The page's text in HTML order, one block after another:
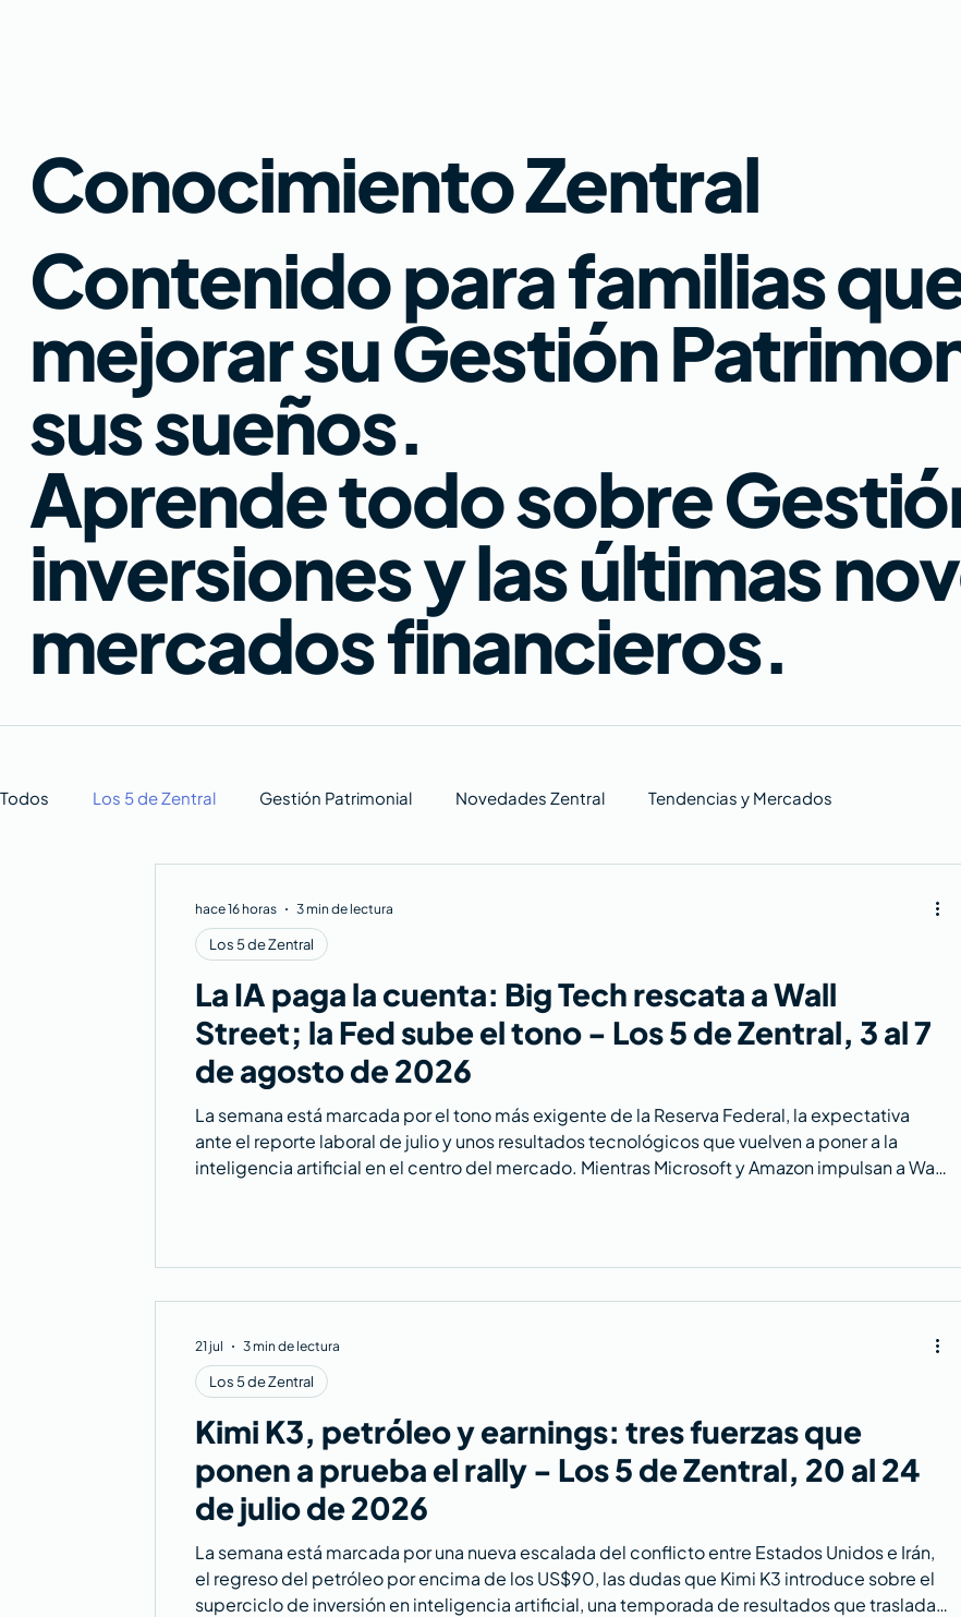
Contenido para familias
mejorar su Gestión
sus sueños.
Aprende todo sobre
inversiones y las últimas
mercados financieros.
Conocimiento Zentral
Todos Los 5 de Zentral Gestión Patrimonial Novedades Zentral Tendencias y Mercados
La IA paga la cuenta: Big Tech rescata a Wall
Street; la Fed sube el tono - Los 5 de Zentral, 3 al 7
de agosto de 2026
La semana está marcada por el tono más exigente de la Reserva Federal, la expectativa
ante el reporte laboral de julio y unos resultados tecnológicos que vuelven a poner a la
inteligencia artificial en el centro del mercado. Mientras Microsoft y Amazon impulsan a Wall
Los 5 de Zentral
hace 16 horas 3 min de lectura
Kimi K3, petróleo y earnings: tres fuerzas que
ponen a prueba el rally - Los 5 de Zentral, 20 al 24
de julio de 2026
La semana está marcada por una nueva escalada del conflicto entre Estados Unidos e Irán,
el regreso del petróleo por encima de los US$90, las dudas que Kimi K3 introduce sobre el
superciclo de inversión en inteligencia artificial, una temporada de resultados que traslada
Los 5 de Zentral
21 jul 3 min de lectura